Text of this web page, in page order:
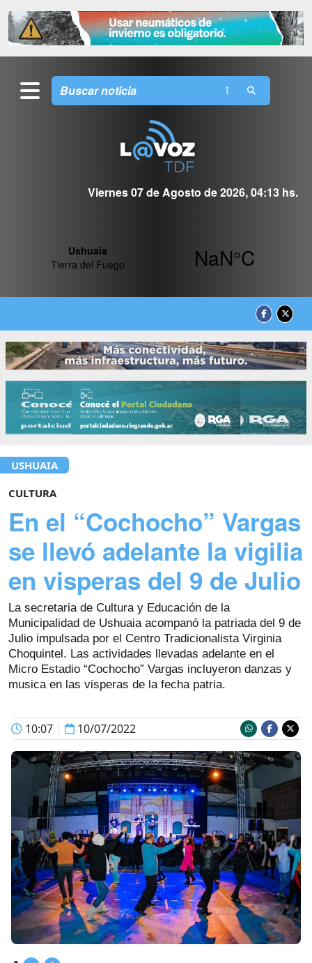
Viernes 07 de Agosto de 2026, 04:13 hs.
USHUAIA
CULTURA
En el “Cochocho” Vargas
se llevó adelante la vigilia
en visperas del 9 de Julio
La secretaria de Cultura y Educación de la
Municipalidad de Ushuaia acompanó la patriada del 9 de
Julio impulsada por el Centro Tradicionalista Virginia
Choquintel. Las actividades llevadas adelante en el
Micro Estadio “Cochocho” Vargas incluyeron danzas y
musica en las visperas de la fecha patria.
10:07 | 10/07/2022